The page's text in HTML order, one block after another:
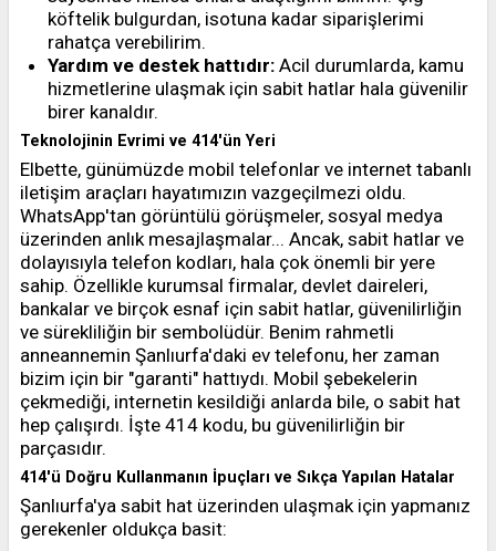
köftelik bulgurdan, isotuna kadar siparişlerimi
rahatça verebilirim.
Yardım ve destek hattıdır: Acil durumlarda, kamu
hizmetlerine ulaşmak için sabit hatlar hala güvenilir
birer kanaldır.
Teknolojinin Evrimi ve 414'ün Yeri
Elbette, günümüzde mobil telefonlar ve internet tabanlı
iletişim araçları hayatımızın vazgeçilmezi oldu.
WhatsApp'tan görüntülü görüşmeler, sosyal medya
üzerinden anlık mesajlaşmalar... Ancak, sabit hatlar ve
dolayısıyla telefon kodları, hala çok önemli bir yere
sahip. Özellikle kurumsal firmalar, devlet daireleri,
bankalar ve birçok esnaf için sabit hatlar, güvenilirliğin
ve sürekliliğin bir sembolüdür. Benim rahmetli
anneannemin Şanlıurfa'daki ev telefonu, her zaman
bizim için bir "garanti" hattıydı. Mobil şebekelerin
çekmediği, internetin kesildiği anlarda bile, o sabit hat
hep çalışırdı. İşte 414 kodu, bu güvenilirliğin bir
parçasıdır.
414'ü Doğru Kullanmanın İpuçları ve Sıkça Yapılan Hatalar
Şanlıurfa'ya sabit hat üzerinden ulaşmak için yapmanız
gerekenler oldukça basit: